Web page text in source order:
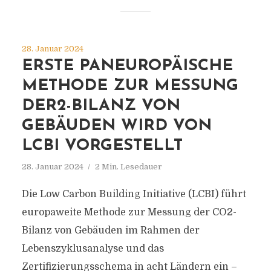
28. Januar 2024
ERSTE PANEUROPÄISCHE
METHODE ZUR MESSUNG
DER2-BILANZ VON
GEBÄUDEN WIRD VON
LCBI VORGESTELLT
28. Januar 2024 2 Min. Lesedauer
Die Low Carbon Building Initiative (LCBI) führt
europaweite Methode zur Messung der CO2-
Bilanz von Gebäuden im Rahmen der
Lebenszyklusanalyse und das
Zertifizierungsschema in acht Ländern ein –